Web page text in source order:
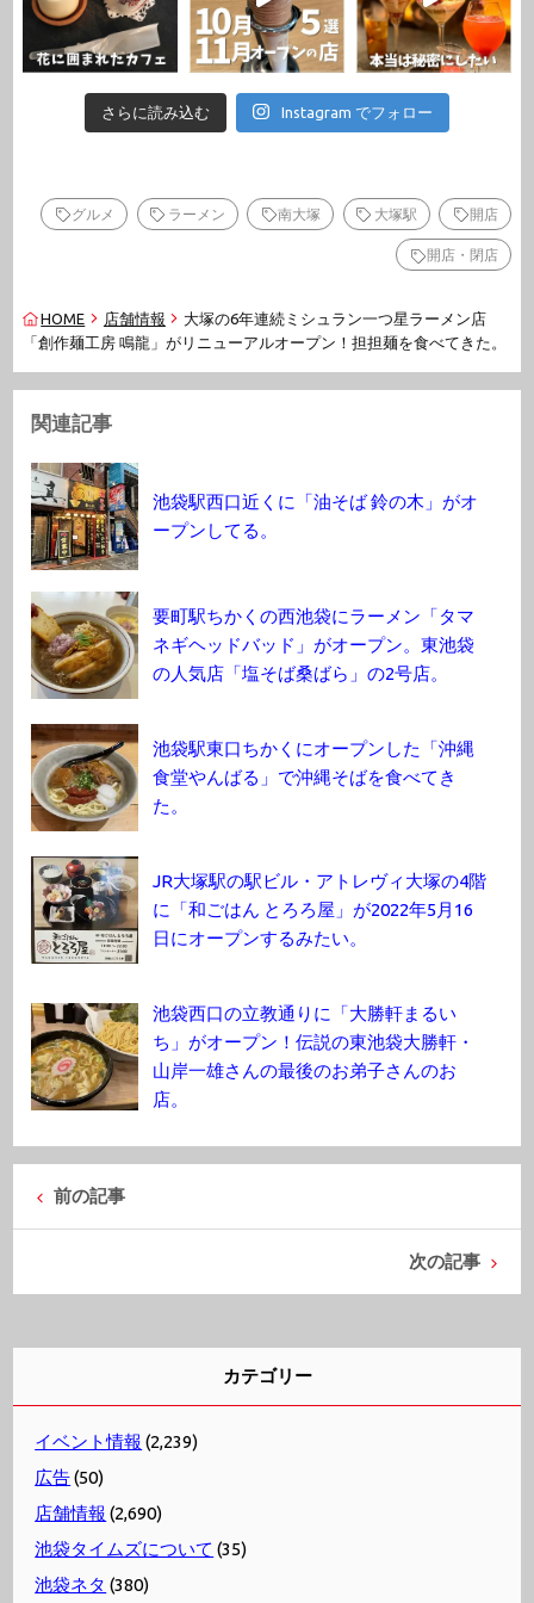
さらに読み込む Instagram でフォロー
グルメ ラーメン 南大塚 大塚駅 開店
開店・閉店
HOME 店舗情報
大塚の6年連続ミシュラン一つ星ラーメン店
「創作麺工房 鳴龍」がリニューアルオープン！担担麺を食べてきた。
関連記事
池袋駅西口近くに「油そば 鈴の木」がオ
ープンしてる。
要町駅ちかくの西池袋にラーメン「タマ
ネギヘッドバッド」がオープン。東池袋
の人気店「塩そば桑ばら」の2号店。
池袋駅東口ちかくにオープンした「沖縄
食堂やんばる」で沖縄そばを食べてき
た。
JR大塚駅の駅ビル・アトレヴィ大塚の4階
に「和ごはん とろろ屋」が2022年5月16
日にオープンするみたい。
池袋西口の立教通りに「大勝軒まるい
ち」がオープン！伝説の東池袋大勝軒・
山岸一雄さんの最後のお弟子さんのお
店。
前の記事
次の記事
カテゴリー
イベント情報 (2,239)
広告(50)
店舗情報 (2,690)
池袋タイムズについて (35)
池袋ネタ (380)